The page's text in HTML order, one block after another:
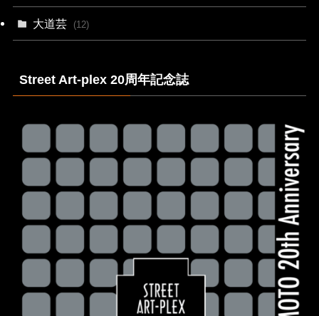
大道芸 (12)
Street Art-plex 20周年記念誌